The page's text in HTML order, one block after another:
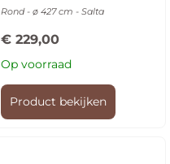
Rond - ø 427 cm - Salta
€ 229,00
Op voorraad
Product bekijken